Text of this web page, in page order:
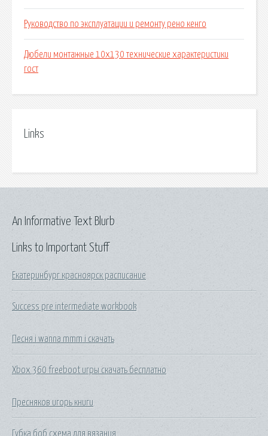
Руководство по эксплуатации и ремонту рено кенго
Дюбели монтажные 10х130 технические характеристики
гост
Links
Links to Important Stuff
Екатеринбург красноярск расписание
Success pre intermediate workbook
Песня i wanna mmm i скачать
Xbox 360 freeboot игры скачать бесплатно
Пресняков игорь книги
Губка боб схема для вязания
An Informative Text Blurb